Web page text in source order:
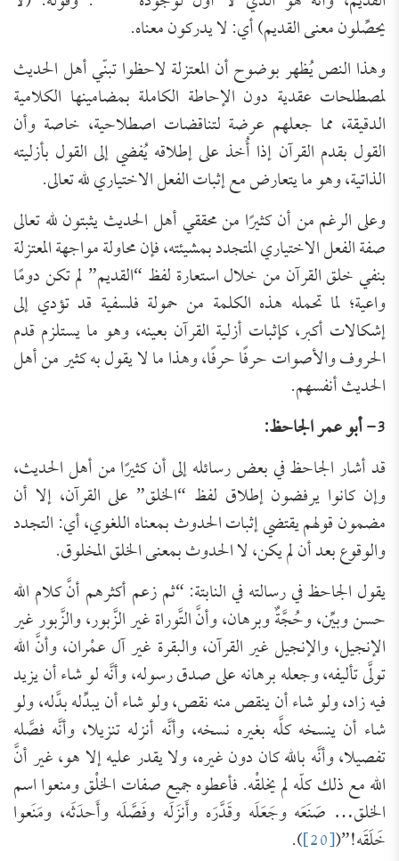
يحصِّلون معنى القديم) أي: لا يدركون معناه.
وهذا النص يُظهر بوضوح أن المعتزلة لاحظوا تبنّي أهل الحديث
لمصطلحات عقدية دون الإحاطة الكاملة بمضامينها الكلامية
الدقيقة، مما جعلهم عرضة لتناقضات اصطلاحية، خاصة وأن
القول بقدم القرآن إذا أُخذ على إطلاقه يُفضي إلى القول بأزليته
الذاتية، وهو ما يتعارض مع إثبات الفعل الاختياري لله تعالى.
وعلى الرغم من أن كثيرًا من محققي أهل الحديث يثبتون لله تعالى
صفة الفعل الاختياري المتجدد بمشيئته، فإن محاولة مواجهة المعتزلة
بنفي خلق القرآن من خلال استعارة لفظ “القديم” لم تكن دومًا
واعية؛ لما تحمله هذه الكلمة من حمولة فلسفية قد تؤدي إلى
إشكالات أكبر، كإثبات أزلية القرآن بعينه، وهو ما يستلزم قدم
الحروف والأصوات حرفًا حرفًا، وهذا ما لا يقول به كثير من أهل
الحديث أنفسهم.
3- أبو عمر الجاحظ:
قد أشار الجاحظ في بعض رسائله إلى أن كثيرًا من أهل الحديث،
وإن كانوا يرفضون إطلاق لفظ “الخلق” على القرآن، إلا أن
مضمون قولهم يقتضي إثبات الحدوث بمعناه اللغوي، أي: التجدد
والوقوع بعد أن لم يكن، لا الحدوث بمعنى الخلق المخلوق.
يقول الجاحظ في رسالته في النابتة: “ثم زعم أكثرهم أنَّ كلام الله
حسن وبيِّن، وحُجَّةٌ وبرهان، وأنَّ التَّوراة غير الزَّبور، والزَّبور غير
الإنجيل، والإنجيل غير القرآن، والبقرة غير آل عمْران، وأنَّ الله
تولَّى تأليفه، وجعله برهانه على صدق رسوله، وأنَّه لو شاء أن يزيد
فيه زاد، ولو شاء أن ينقص منه نقص، ولو شاء أن يبدِّله بدَّله، ولو
شاء أن ينسخه كلَّه بغيره نسخه، وأنَّه أنزله تنزيلا، وأنَّه فصَّله
تفصيلا، وأنَّه بالله كان دون غيره، ولا يقدر عليه إلا هو، غير أنَّ
الله مع ذلك كلّه لم يخلقْه. فأعطوه جميع صفات الخلْق ومنعوا اسم
الخلق… صَنَعَه وجَعَلَه وقَدَّرَه وأَنزَلَه وفَصَّلَه وأَحدَثَه، ومَنَعوا
خَلَقَه!”([20]
).